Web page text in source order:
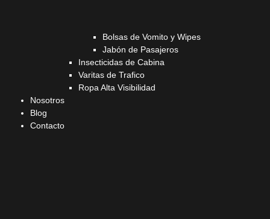
Bolsas de Vomito y Wipes
Jabón de Pasajeros
Insecticidas de Cabina
Varitas de Trafico
Ropa Alta Visibilidad
Nosotros
Blog
Contacto